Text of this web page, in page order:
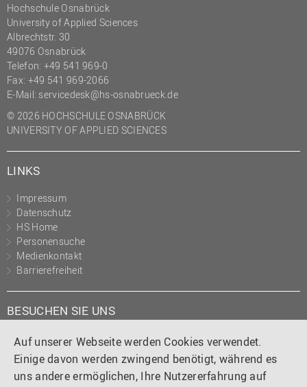
Auf unserer Webseite werden Cookies verwendet.
Einige davon werden zwingend benötigt, während es
uns andere ermöglichen, Ihre Nutzererfahrung auf
Präsidialbüro
Professional School
Projekte des Präsidiums
Projektmanagement Office
(PMO)
Prozessmanagement
Recht
Studium und Lehre
Transfer- und
Innovationsmanagement
Hochschule Osnabrück
University of Applied Sciences
Albrechtstr. 30
49076 Osnabrück
Telefon: +49 541 969-0
Fax: +49 541 969-2066
E-Mail: servicedesk@hs-osnabrueck.de
© 2026 HOCHSCHULE OSNABRÜCK
UNIVERSITY OF APPLIED SCIENCES
LINKS
Impressum
Datenschutz
HS Home
Personensuche
Medienkontakt
Barrierefreiheit
BESUCHEN SIE UNS
Instagram
TiktokLinkedIn
YouTube
Facebook